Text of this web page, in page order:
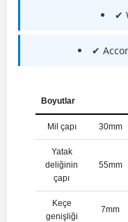
✔
✔
Boyutlar
Mil çapı 30mm
Yatak
deliğinin
çapı
55mm
Keçe
genişliği
7mm